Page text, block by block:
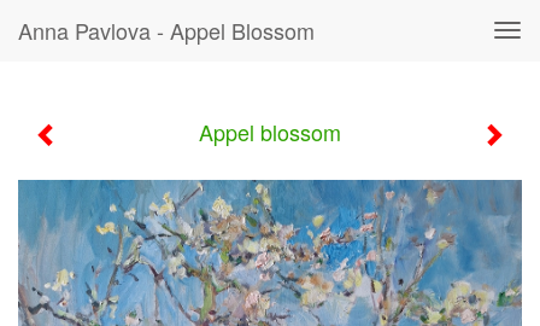
Anna Pavlova - Appel Blossom
Appel blossom